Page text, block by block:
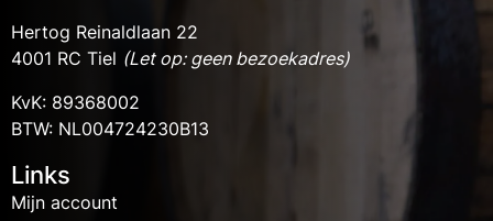
Hertog Reinaldlaan 22
4001 RC Tiel (Let op: geen bezoekadres)
KvK: 89368002
BTW: NL004724230B13
Links
Mijn account